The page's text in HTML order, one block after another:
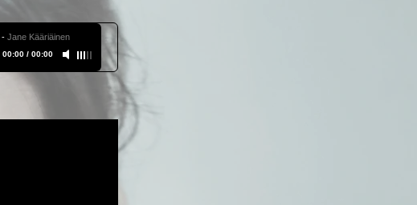
- Jane Kääriäinen
00:00/ 00:00